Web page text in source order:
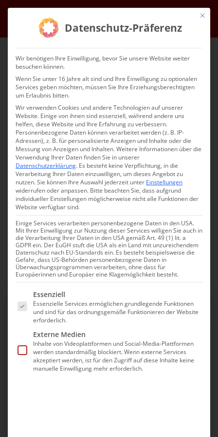
Zum
Mail
Gehe zu ...
Kontaktieren Sie uns
Sie haben Fragen oder Anregungen zur Diözese
der Armenischen Kirche in Deutschland? Wir helfen
Ihnen gerne.
Kontaktdaten
Armenische Gemeinde Neuwied
Postfach 130206
56534 Neuwied
Mit
Datenschutz-Präferenz
Wir benötigen Ihre Einwilligung, bevor Sie unsere Website weiter
besuchen können.
Wenn Sie unter 16 Jahre alt sind und Ihre Einwilligung zu optionalen
Services geben möchten, müssen Sie Ihre Erziehungsberechtigten
um Erlaubnis bitten.
Wir verwenden Cookies und andere Technologien auf unserer
Website. Einige von ihnen sind essenziell, während andere uns
helfen, diese Website und Ihre Erfahrung zu verbessern.
Personenbezogene Daten können verarbeitet werden (z. B. IP-
Adressen), z. B. für personalisierte Anzeigen und Inhalte oder die
Messung von Anzeigen und Inhalten.Weitere Informationen über die
Verwendung Ihrer Daten finden Sie in unserer
Datenschutzerklärung. Es besteht keine Verpflichtung, in die
Verarbeitung Ihrer Daten einzuwilligen, um dieses Angebot zu
nutzen.Sie können Ihre Auswahl jederzeit unter Einstellungen
widerrufen oder anpassen. Bitte beachten Sie, dass aufgrund
individueller Einstellungen möglicherweise nicht alle Funktionen der
Website verfügbar sind.
Einige Services verarbeiten personenbezogene Daten in den USA.
Mit Ihrer Einwilligung zur Nutzung dieser Services willigen Sie auch in
die Verarbeitung Ihrer Daten in den USA gemäß Art. 49 (1) lit. a
GDPR ein. Der EuGH stuft die USA als ein Land mit unzureichendem
Datenschutz nach EU-Standards ein. Es besteht beispielsweise die
Gefahr, dass US-Behörden personenbezogene Daten in
Überwachungsprogrammen verarbeiten, ohne dass für
Europäerinnen und Europäer eine Klagemöglichkeit besteht.
Es folgt eine Liste der Service-Gruppen, für die eine
Essenziell
Essenzielle Services ermöglichen grundlegende Funktionen
und sind für das ordnungsgemäße Funktionieren der Website
erforderlich.
Externe Medien
Inhalte von Videoplattformen und Social-Media-Plattformen
werden standardmäßig blockiert. Wenn externe Services
akzeptiert werden, ist für den Zugriff auf diese Inhalte keine
manuelle Einwilligung mehr erforderlich.